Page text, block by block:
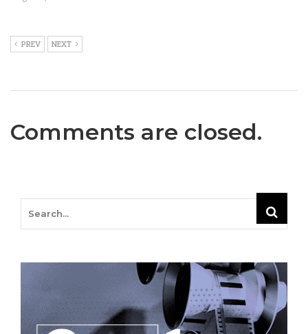
PREV NEXT
Comments are closed.